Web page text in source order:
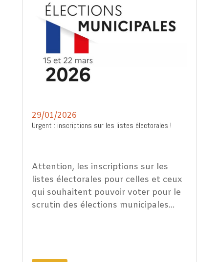
29/01/2026
Urgent : inscriptions sur les listes électorales !
Attention, les inscriptions sur les
listes électorales pour celles et ceux
qui souhaitent pouvoir voter pour le
scrutin des élections municipales...